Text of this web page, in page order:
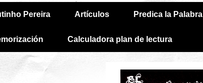
Pereira Artículos Predica la Palabra
Calculadora plan de lectura